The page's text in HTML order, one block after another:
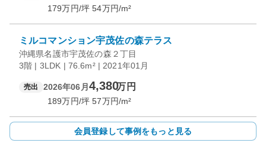
179万円/坪 54万円/m²
ミルコマンション宇茂佐の森テラス
沖縄県名護市宇茂佐の森２丁目
3階 | 3LDK | 76.6m² | 2021年01月
売出 2026年06月 4,380万円
189万円/坪 57万円/m²
会員登録して事例をもっと見る